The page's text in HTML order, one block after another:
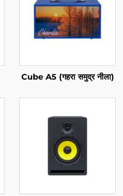
Cube A5 (गहरा समुद्र नीला)